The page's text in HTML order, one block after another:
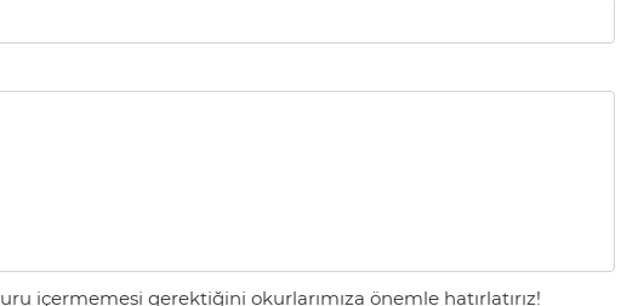
içermemesi gerektiğini okurlarımıza önemle hatırlatırız!